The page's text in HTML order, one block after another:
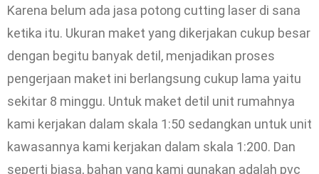
Karena belum ada jasa potong cutting laser di sana
ketika itu. Ukuran maket yang dikerjakan cukup besar
dengan begitu banyak detil, menjadikan proses
pengerjaan maket ini berlangsung cukup lama yaitu
sekitar 8 minggu. Untuk maket detil unit rumahnya
kami kerjakan dalam skala 1:50 sedangkan untuk unit
kawasannya kami kerjakan dalam skala 1:200. Dan
seperti biasa, bahan yang kami gunakan adalah pvc